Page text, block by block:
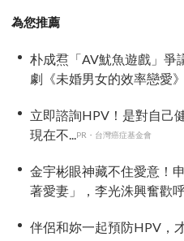
為您推薦
朴成焄「AV魷魚遊戲」爭
劇《未婚男女的效率戀愛
立即諮詢HPV！是對自己
現在不...PR・台灣癌症基金會
金宇彬眼神藏不住愛意！
著愛妻」，李光洙興奮歡
伴侶和妳一起預防HPV，